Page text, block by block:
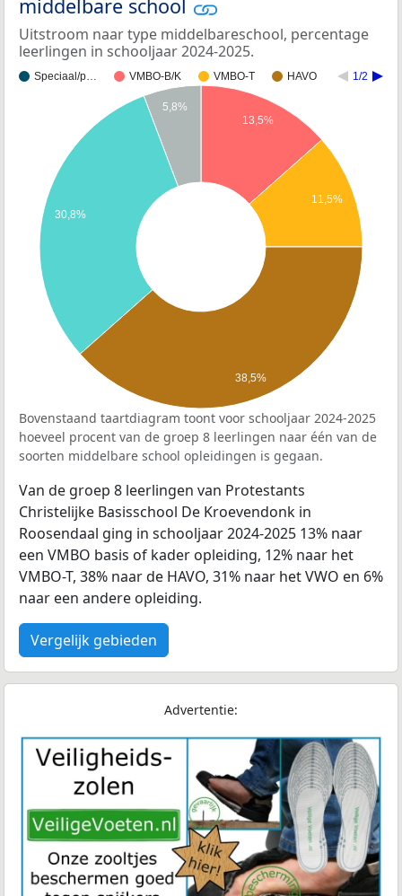
middelbare school
Uitstroom naar type middelbareschool, percentage
leerlingen in schooljaar 2024-2025.
Speciaal/p… VMBO-B/K VMBO-T HAVO 1/2
13,5%
11,5%
5,8%
30,8%
38,5%
Bovenstaand taartdiagram toont voor schooljaar 2024-2025
hoeveel procent van de groep 8 leerlingen naar één van de
soorten middelbare school opleidingen is gegaan.
Van de groep 8 leerlingen van Protestants
Christelijke Basisschool De Kroevendonk in
Roosendaal ging in schooljaar 2024-2025 13% naar
een VMBO basis of kader opleiding, 12% naar het
VMBO-T, 38% naar de HAVO, 31% naar het VWO en 6%
naar een andere opleiding.
Vergelijk gebieden
Advertentie: